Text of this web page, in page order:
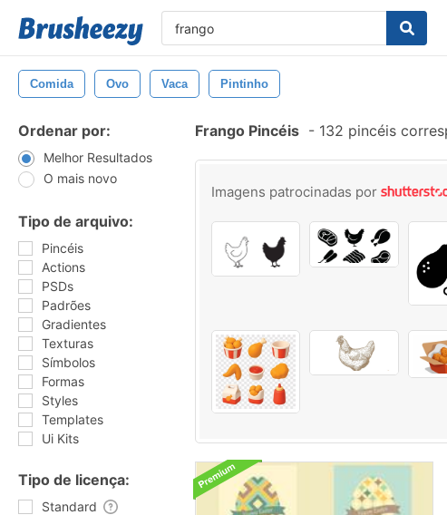
Comida Ovo Vaca Pintinho
Ordenar por:
Melhor Resultados
O mais novo
Tipo de arquivo:
Pincéis
Actions
PSDs
Padrões
Gradientes
Texturas
Símbolos
Formas
Styles
Templates
Ui Kits
Tipo de licença:
Standard
Frango Pincéis - 132 pincéis
Imagens patrocinadas por